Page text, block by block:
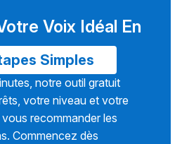
Voix Idéal En
Simples
notre outil gratuit
votre niveau et votre
recommander les
Commencez dès